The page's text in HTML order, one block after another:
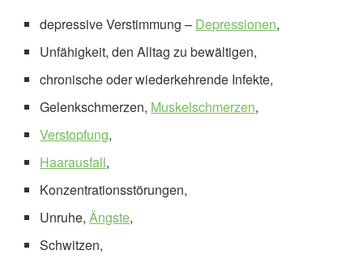
depressive Verstimmung – Depressionen,
Unfähigkeit, den Alltag zu bewältigen,
chronische oder wiederkehrende Infekte,
Gelenkschmerzen, Muskelschmerzen,
Verstopfung,
Haarausfall,
Konzentrationsstörungen,
Unruhe,Ängste,
Schwitzen,